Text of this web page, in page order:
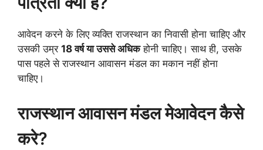
आवेदन करने के लिए व्यक्ति राजस्थान का निवासी होना चाहिए और
उसकी उम्र 18 वर्ष या उससे अधिकहोनी चाहिए। साथ ही, उसके
पास पहले से राजस्थान आवासन मंडल का मकान नहीं होना
चाहिए।
राजस्थान आवासन मंडल मेआवेदन कैसे
करे?